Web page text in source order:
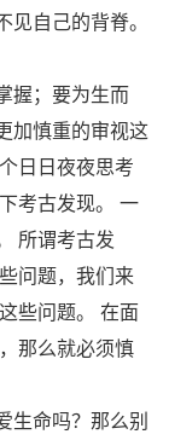
自己的背脊。
；要为生而
加慎重的审视这
日日夜夜思考
考古发现。 一
所谓考古发
问题，我们来
些问题。 在面
那么就必须慎
命吗？那么别